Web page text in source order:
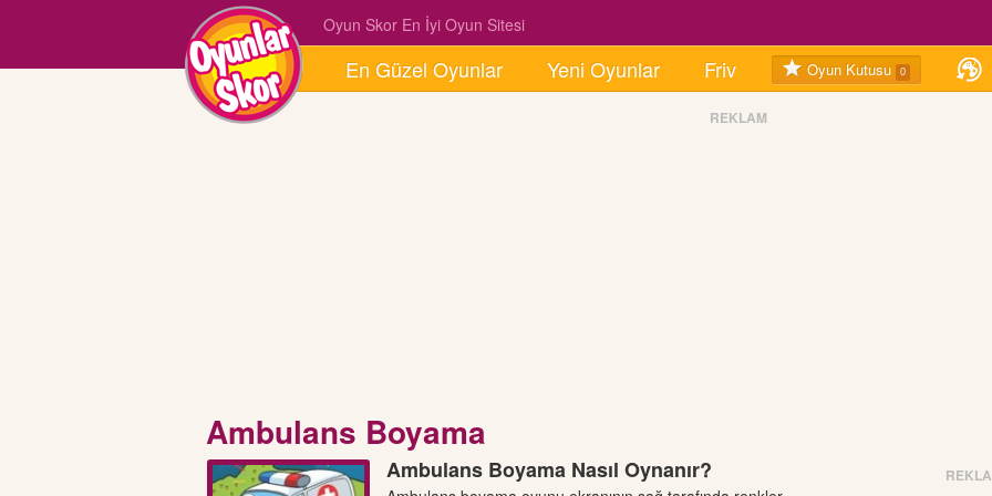
En Güzel Oyunlar Yeni Oyunlar Friv Oyun Kutusu 0
Oyun Skor En İyi Oyun Sitesi
REKLAM
Ambulans Boyama
Ambulans Boyama Nasıl Oynanır?